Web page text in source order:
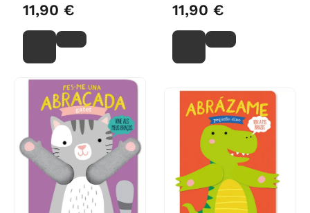
11,90 € 11,90 €